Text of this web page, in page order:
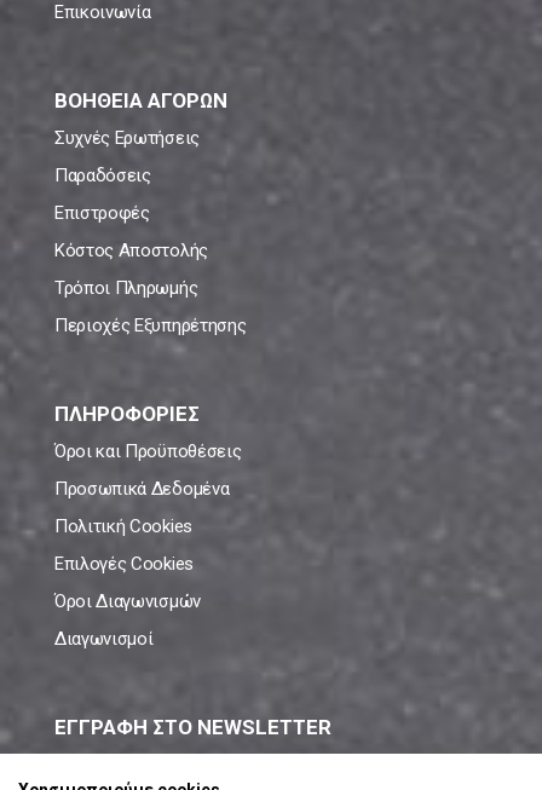
Επικοινωνία
ΒΟΗΘΕΙΑ ΑΓΟΡΩΝ
Συχνές Ερωτήσεις
Παραδόσεις
Επιστροφές
Κόστος Αποστολής
Τρόποι Πληρωμής
Περιοχές Εξυπηρέτησης
ΠΛΗΡΟΦΟΡΙΕΣ
Όροι και Προϋποθέσεις
Προσωπικά Δεδομένα
Πολιτική Cookies
Επιλογές Cookies
Όροι Διαγωνισμών
Διαγωνισμοί
ΕΓΓΡΑΦΗ ΣΤΟ NEWSLETTER